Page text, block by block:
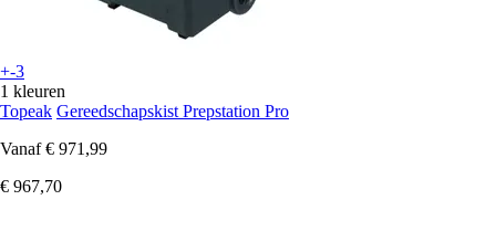
+-3
1 kleuren
Topeak Gereedschapskist Prepstation Pro
Vanaf € 971,99
€ 967,70